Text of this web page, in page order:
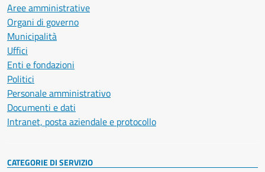
Aree amministrative
Organi di governo
Municipalità
Uffici
Enti e fondazioni
Politici
Personale amministrativo
Documenti e dati
Intranet, posta aziendale e protocollo
CATEGORIE DI SERVIZIO